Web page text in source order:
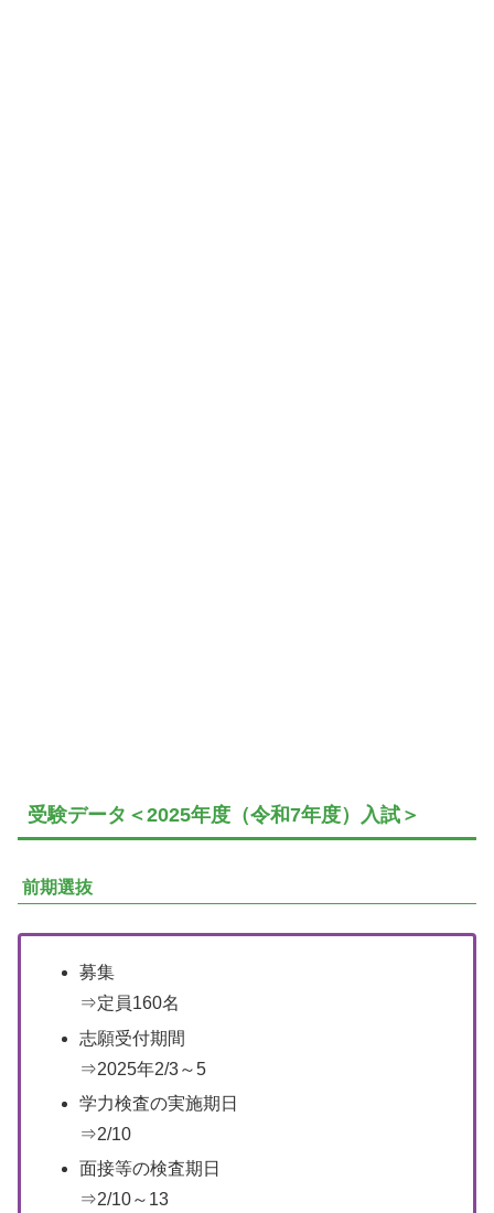
受験データ＜2025年度（令和7年度）入試＞
前期選抜
募集
⇒定員160名
志願受付期間
⇒2025年2/3～5
学力検査の実施期日
⇒2/10
面接等の検査期日
⇒2/10～13